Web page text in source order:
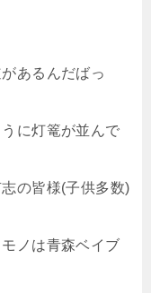
あるんだばっ
に灯篭が並んで
の皆様(子供多数)
ノは青森ベイブ